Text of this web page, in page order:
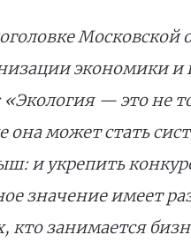
Московской
экономики
«Экология — это не
она может стать
и укрепить
значение имеет
кто занимается